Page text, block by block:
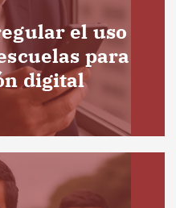
el uso
para
digital